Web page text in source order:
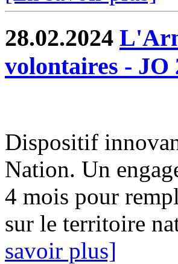
28.02.2024
volontaires - JO
Dispositif
Nation. Un
4 mois pour
sur le territoire
savoir plus]